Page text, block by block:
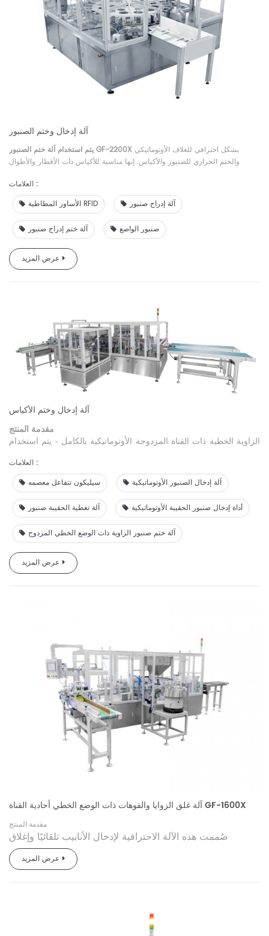
آلة إدخال وختم الصنبور
يتم استخدام آلة ختم الصنبور GF-2200X
والختم الحراري للصنبور والأكياس. إنها مناسبة للأكياس ذات الأقطار والأطوال
الشفط مثل المنتجات الكيميائية (سائل الغسيل ومنتجات العناية بالبشرة)، ويمكن
العلامات :
الأساور المطاطية RFID
آلة إدراج صنبور
آلة ختم إدراج صنبور صنبور الواضع
عرض المزيد
آلة إدخال وختم الأكياس
مقدمة المنتج
الزاوية الخطية ذات القناة المزدوجة الأوتوماتيكية بالكامل - يتم استخدام
. إنها مناسبة للأنابيب ذات الأقطار والأطوال والنماذج
المختلفة. كمعدات التشغيل الآلي المفضلة لتغليف صنبور الزاوية
والزيوت وزيت الطعام والمياه القابلة للطي في الهواء الطلق ، إلخ. يمكن
العلامات :
سيليكون تتفاعل معصمه
آلة إدخال الصنبور الأوتوماتيكية
آلة تغطية الحقيبة صنبور أداة إدخال صنبور الحقيبة الأوتوماتيكية
آلة ختم صنبور الزاوية ذات الوضع الخطي المزدوج
عرض المزيد
آلة غلق الزوايا والفوهات ذات الوضع الخطي أحادية القناة GF-1600X
مقدمة المنتج
صُممت هذه الآلة الاحترافية لإدخال الأنابيب تلقائيًا وإغلاق
الشفاطات والأكياس حراريًا. وهي مناسبة لمختلف أقطار
وأطوال ونماذج الشفاطات، مما يجعلها الجهاز الآلي المفضل
لتغليف الأكياس، مثل أكياس فوهات منظفات الغسيل، وأكياس
فوهات المشروبات/العصائر، وأكياس فوهات الزيوت/الشحوم،
عرض المزيد